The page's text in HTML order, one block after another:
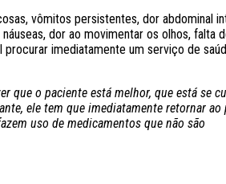
vômitos persistentes, dor abdominal
dor ao movimentar os olhos, falta
imediatamente um serviço de
que o paciente está melhor, que está se
ele tem que imediatamente retornar ao
uso de medicamentos que não são